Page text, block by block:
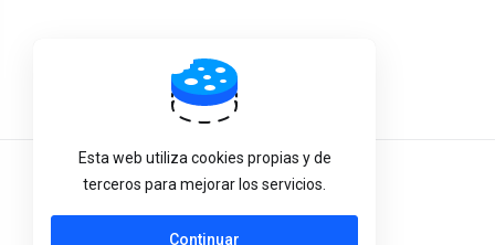
Powered byWHMCompleteSolution
Español
Esta web utiliza cookies propias y de
terceros para mejorar los servicios.
Continuar